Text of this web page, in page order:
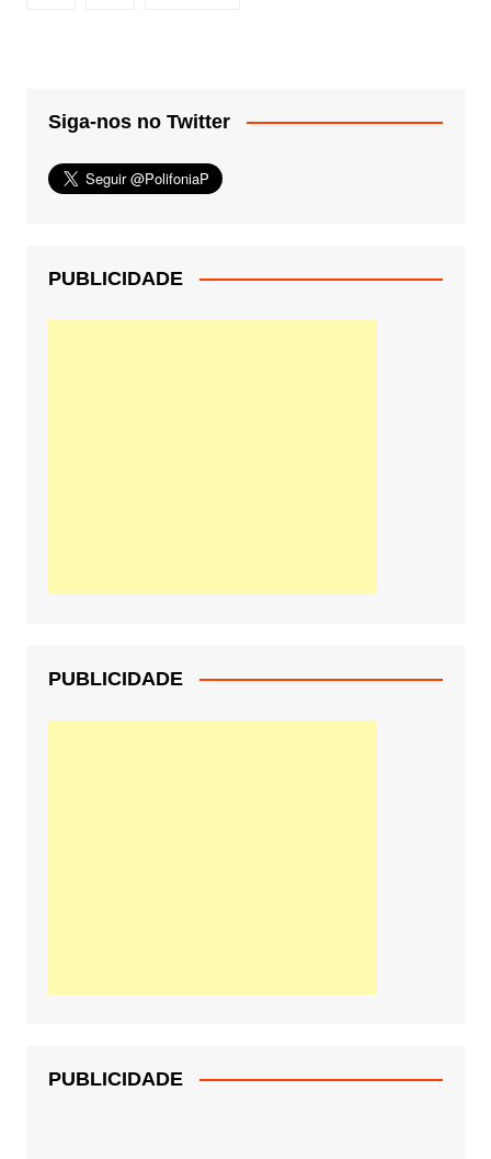
Siga-nos no Twitter
PUBLICIDADE
PUBLICIDADE
PUBLICIDADE